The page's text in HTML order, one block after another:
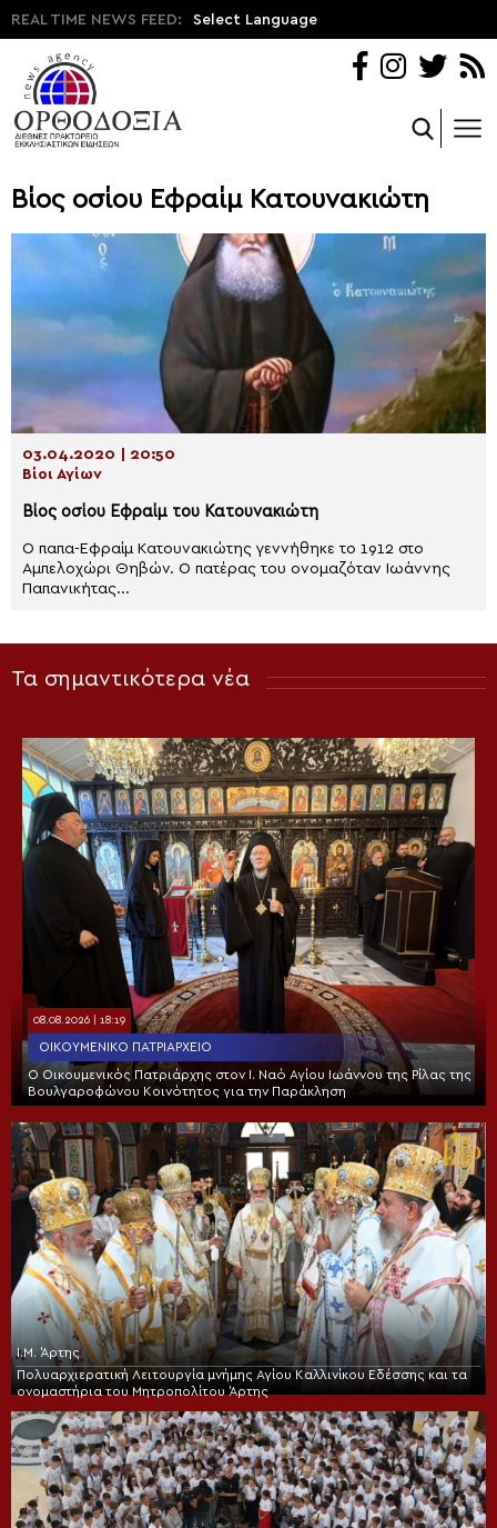
REAL TIME NEWS FEED: Select Language
Βίος οσίου Εφραίμ Κατουνακιώτη
03.04.2020 | 20:50
Βίοι Αγίων
Βίος οσίου Εφραίμ του Κατουνακιώτη
Ο παπα-Εφραίμ Κατουνακιώτης γεννήθηκε το 1912 στο
Αμπελοχώρι Θηβών. Ο πατέρας του ονομαζόταν Ιωάννης
Παπανικήτας...
Τα σημαντικότερα νέα
08.08.2026 | 18:19
ΟΙΚΟΥΜΕΝΙΚΌ ΠΑΤΡΙΑΡΧΕΊΟ
Ο Οικουμενικός Πατριάρχης στον I. Ναό Αγίου Ιωάννου της Ρίλας της
Βουλγαροφώνου Κοινότητος για την Παράκληση
Ι.Μ. Άρτης
Πολυαρχιερατική Λειτουργία μνήμης Αγίου Καλλινίκου Εδέσσης και τα
ονομαστήρια του Μητροπολίτου Άρτης